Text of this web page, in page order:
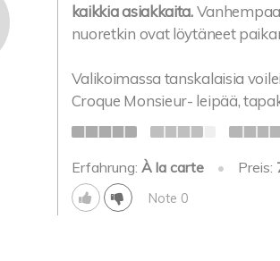
kaikkia asiakkaita.
nuoretkin ovat löytäneet
Valikoimassa tanskalaisia
Croque Monsieur- leipää,
Erfahrung: À la carte • Preis:
Note 0